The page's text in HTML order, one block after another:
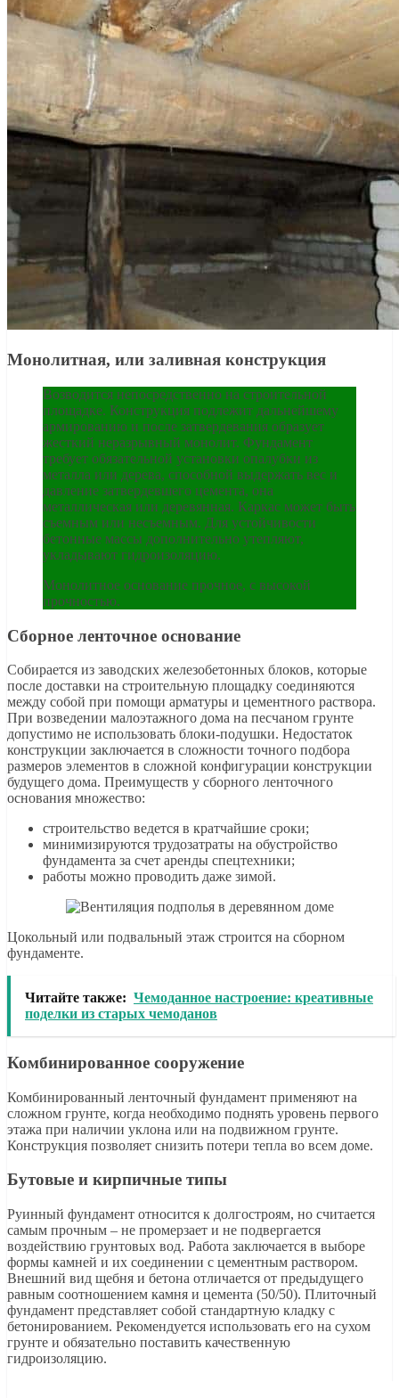
Монолитная, или заливная конструкция
Возводится непосредственно на строительной
площадке. Конструкция подлежит дальнейшему
армированию и после затвердевания образует
жесткий неразрывный монолит. Фундамент
требует обязательной установки опалубки из
металла или дерева, способной выдержать вес и
давление затвердевшего цемента, она
металлическая или деревянная. Каркас может быть
съемным или несъемным. Для устойчивости
бетонные массы дополнительно утепляют,
укладывают гидроизоляцию.
Монолитное основание прочное, с высокой
прочностью.
Сборное ленточное основание
Собирается из заводских железобетонных блоков, которые
после доставки на строительную площадку соединяются
между собой при помощи арматуры и цементного раствора.
При возведении малоэтажного дома на песчаном грунте
допустимо не использовать блоки-подушки. Недостаток
конструкции заключается в сложности точного подбора
размеров элементов в сложной конфигурации конструкции
будущего дома. Преимуществ у сборного ленточного
основания множество:
строительство ведется в кратчайшие сроки;
минимизируются трудозатраты на обустройство
фундамента за счет аренды спецтехники;
работы можно проводить даже зимой.
Цокольный или подвальный этаж строится на сборном
фундаменте.
Читайте также: Чемоданное настроение: креативные
поделки из старых чемоданов
Комбинированное сооружение
Комбинированный ленточный фундамент применяют на
сложном грунте, когда необходимо поднять уровень первого
этажа при наличии уклона или на подвижном грунте.
Конструкция позволяет снизить потери тепла во всем доме.
Бутовые и кирпичные типы
Руинный фундамент относится к долгостроям, но считается
самым прочным – не промерзает и не подвергается
воздействию грунтовых вод. Работа заключается в выборе
формы камней и их соединении с цементным раствором.
Внешний вид щебня и бетона отличается от предыдущего
равным соотношением камня и цемента (50/50). Плиточный
фундамент представляет собой стандартную кладку с
бетонированием. Рекомендуется использовать его на сухом
грунте и обязательно поставить качественную
гидроизоляцию.